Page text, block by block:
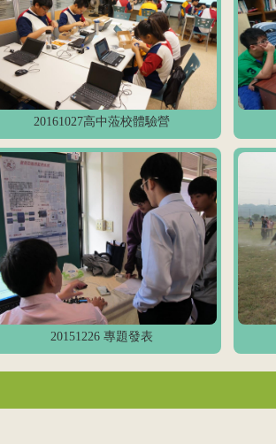
20161027高中蒞校體驗營
20151226 專題發表